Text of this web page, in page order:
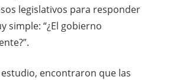
legislativos para responder
simple: “¿El gobierno
encontraron que las